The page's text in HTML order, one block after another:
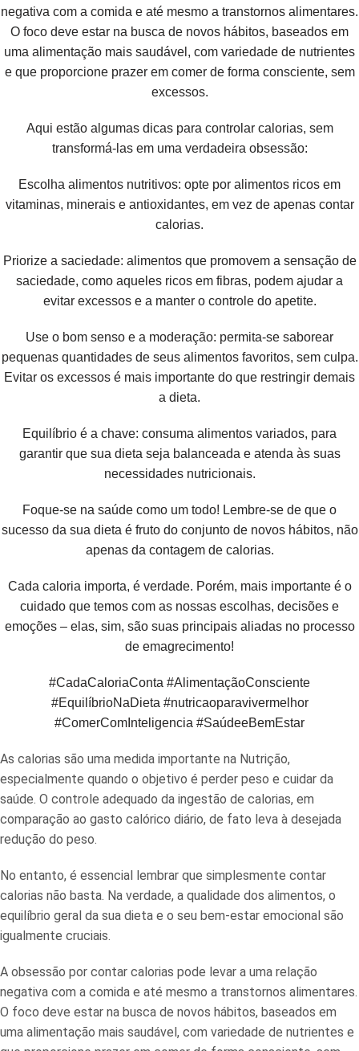
negativa com a comida e até mesmo a transtornos alimentares.
O foco deve estar na busca de novos hábitos, baseados em
uma alimentação mais saudável, com variedade de nutrientes
e que proporcione prazer em comer de forma consciente, sem
excessos.
Aqui estão algumas dicas para controlar calorias, sem
transformá-las em uma verdadeira obsessão:
Escolha alimentos nutritivos: opte por alimentos ricos em
vitaminas, minerais e antioxidantes, em vez de apenas contar
calorias.
Priorize a saciedade: alimentos que promovem a sensação de
saciedade, como aqueles ricos em fibras, podem ajudar a
evitar excessos e a manter o controle do apetite.
Use o bom senso e a moderação: permita-se saborear
pequenas quantidades de seus alimentos favoritos, sem culpa.
Evitar os excessos é mais importante do que restringir demais
a dieta.
Equilíbrio é a chave: consuma alimentos variados, para
garantir que sua dieta seja balanceada e atenda às suas
necessidades nutricionais.
Foque-se na saúde como um todo! Lembre-se de que o
sucesso da sua dieta é fruto do conjunto de novos hábitos, não
apenas da contagem de calorias.
Cada caloria importa, é verdade. Porém, mais importante é o
cuidado que temos com as nossas escolhas, decisões e
emoções – elas, sim, são suas principais aliadas no processo
de emagrecimento!
#CadaCaloriaConta #AlimentaçãoConsciente
#EquilíbrioNaDieta #nutricaoparavivermelhor
#ComerComInteligencia #SaúdeeBemEstar
As calorias são uma medida importante na Nutrição,
especialmente quando o objetivo é perder peso e cuidar da
saúde. O controle adequado da ingestão de calorias, em
comparação ao gasto calórico diário, de fato leva à desejada
redução do peso.
No entanto, é essencial lembrar que simplesmente contar
calorias não basta. Na verdade, a qualidade dos alimentos, o
equilíbrio geral da sua dieta e o seu bem-estar emocional são
igualmente cruciais.
A obsessão por contar calorias pode levar a uma relação
negativa com a comida e até mesmo a transtornos alimentares.
O foco deve estar na busca de novos hábitos, baseados em
uma alimentação mais saudável, com variedade de nutrientes e